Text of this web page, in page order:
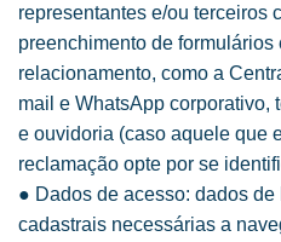
representantes e/ou terceiros
preenchimento de
relacionamento, como a
mail e WhatsApp corporativo,
e ouvidoria (caso aquele que
reclamação opte por se
● Dados de acesso: dados
cadastrais necessárias a